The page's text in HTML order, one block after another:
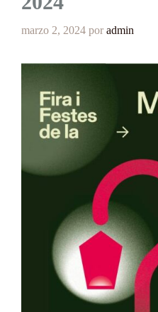
marzo 2, 2024 por admin